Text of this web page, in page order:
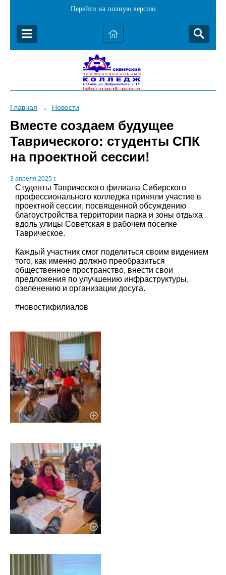
Перейти на полную версию
Главная → Новости
Вместе создаем будущее
Таврического: студенты СПК
на проектной сессии!
3 апреля 2025 г.
Студенты Таврического филиала Сибирского
профессионального колледжа приняли участие в
проектной сессии, посвященной обсуждению
благоустройства территории парка и зоны отдыха
вдоль улицы Советская в рабочем поселке
Таврическое.
Каждый участник смог поделиться своим видением
того, как именно должно преобразиться
общественное пространство, внести свои
предложения по улучшению инфраструктуры,
озеленению и организации досуга.
#новостифилиалов